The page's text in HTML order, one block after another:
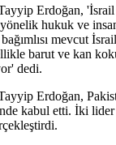
Erdoğan,
hukuk ve
mevcut
barut ve kan
dedi.
Erdoğan,
kabul etti. İki lider